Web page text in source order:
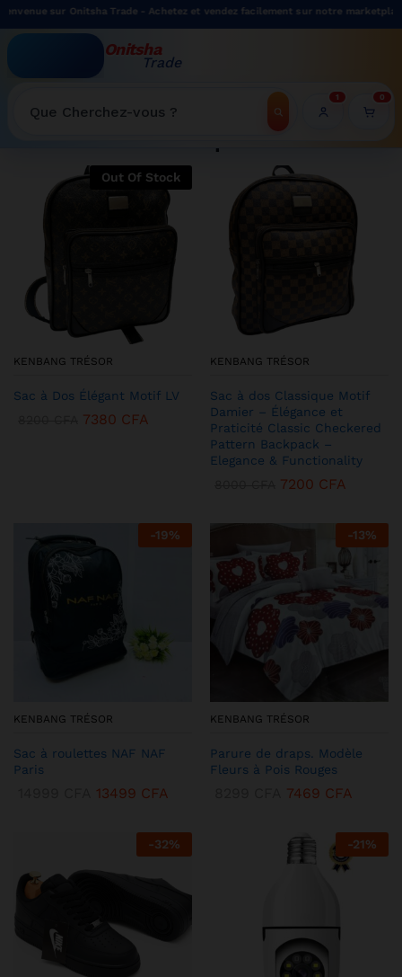
Onitsha Trade - Achetez et vendez facilement sur notre marketplace.
Onitsha
Trade
Recherche
1 0
WELCOME TO ONITSHATRADE ONLINE SHOP
Out Of Stock
KENBANG TRÉSOR
Sac à Dos Élégant Motif LV
7380 CFA
KENBANG TRÉSOR
Sac à dos Classique Motif
Damier – Élégance et
Praticité Classic Checkered
Pattern Backpack –
Elegance & Functionality
7200 CFA
-19%
KENBANG TRÉSOR
Sac à roulettes NAF NAF
Paris
13499 CFA
-13%
KENBANG TRÉSOR
Parure de draps. Modèle
Fleurs à Pois Rouges
7469 CFA
-32% -21%